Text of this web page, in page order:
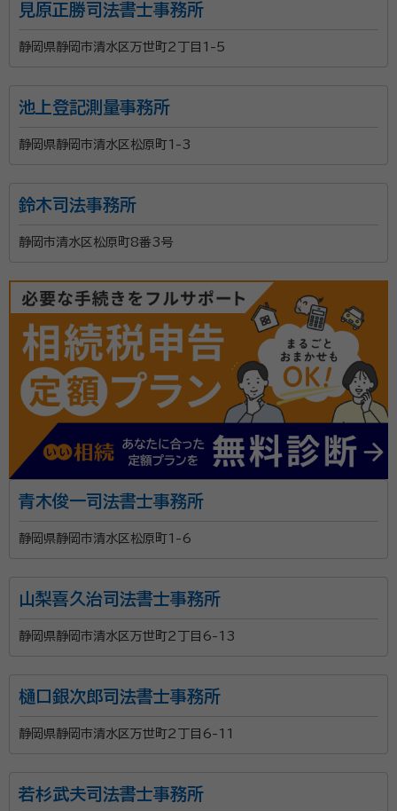
見原正勝司法書士事務所
静岡県静岡市清水区万世町2丁目1-5
池上登記測量事務所
静岡県静岡市清水区松原町1-3
鈴木司法事務所
静岡市清水区松原町8番3号
青木俊一司法書士事務所
静岡県静岡市清水区松原町1-6
山梨喜久治司法書士事務所
静岡県静岡市清水区万世町2丁目6-13
樋口銀次郎司法書士事務所
静岡県静岡市清水区万世町2丁目6-11
若杉武夫司法書士事務所